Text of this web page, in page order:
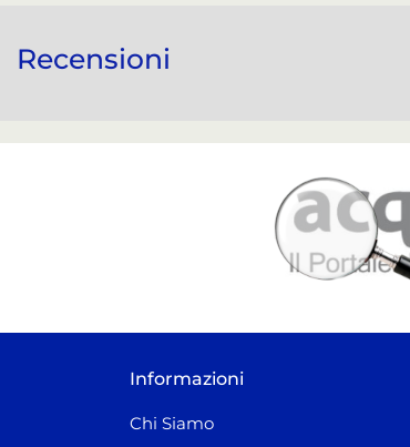
Recensioni
Informazioni
Chi Siamo